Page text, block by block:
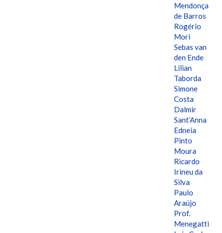
Mendonça
de Barros
Rogério
Mori
Sebas van
den Ende
Lilian
Taborda
Simone
Costa
Dalmir
Sant’Anna
Edneia
Pinto
Moura
Ricardo
Irineu da
Silva
Paulo
Araújo
Prof.
Menegatti